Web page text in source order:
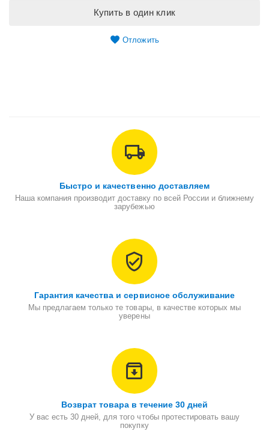
Купить в один клик
Отложить
Быстро и качественно доставляем
Наша компания производит доставку по всей России и ближнему
зарубежью
Гарантия качества и сервисное обслуживание
Мы предлагаем только те товары, в качестве которых мы
уверены
Возврат товара в течение 30 дней
У вас есть 30 дней, для того чтобы протестировать вашу
покупку